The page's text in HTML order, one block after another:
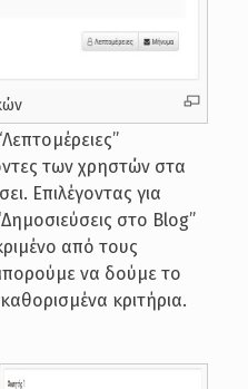
των χρηστών στα
Επιλέγοντας για
στο Blog”
από τους
να δούμε το
κριτήρια.